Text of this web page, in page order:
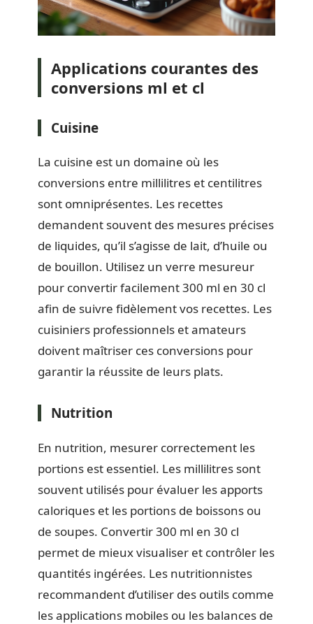
Applications courantes des
conversions ml et cl
Cuisine
La cuisine est un domaine où les
conversions entre millilitres et centilitres
sont omniprésentes. Les recettes
demandent souvent des mesures précises
de liquides, qu’il s’agisse de lait, d’huile ou
de bouillon. Utilisez un verre mesureur
pour convertir facilement 300 ml en 30 cl
afin de suivre fidèlement vos recettes. Les
cuisiniers professionnels et amateurs
doivent maîtriser ces conversions pour
garantir la réussite de leurs plats.
Nutrition
En nutrition, mesurer correctement les
portions est essentiel. Les millilitres sont
souvent utilisés pour évaluer les apports
caloriques et les portions de boissons ou
de soupes. Convertir 300 ml en 30 cl
permet de mieux visualiser et contrôler les
quantités ingérées. Les nutritionnistes
recommandent d’utiliser des outils comme
les applications mobiles ou les balances de